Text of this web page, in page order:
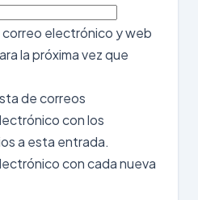
correo electrónico y web
la próxima vez que
de correos
con los
a esta entrada.
con cada nueva